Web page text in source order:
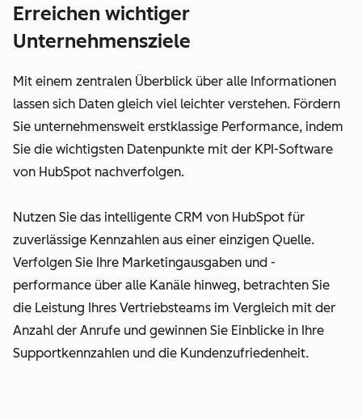
Erreichen wichtiger
Unternehmensziele
Mit einem zentralen Überblick über alle Informationen
lassen sich Daten gleich viel leichter verstehen. Fördern
Sie unternehmensweit erstklassige Performance, indem
Sie die wichtigsten Datenpunkte mit der KPI-Software
von HubSpot nachverfolgen.
Nutzen Sie das intelligente CRM von HubSpot für
zuverlässige Kennzahlen aus einer einzigen Quelle.
Verfolgen Sie Ihre Marketingausgaben und -
performance über alle Kanäle hinweg, betrachten Sie
die Leistung Ihres Vertriebsteams im Vergleich mit der
Anzahl der Anrufe und gewinnen Sie Einblicke in Ihre
Supportkennzahlen und die Kundenzufriedenheit.